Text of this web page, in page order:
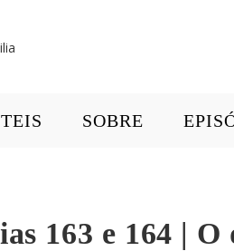
SOBRE
163 e 164 | O